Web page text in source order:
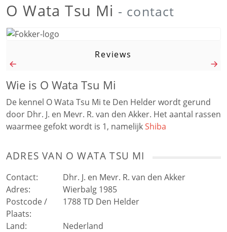
O Wata Tsu Mi - contact
Reviews
Wie is O Wata Tsu Mi
De kennel O Wata Tsu Mi te Den Helder wordt gerund
door Dhr. J. en Mevr. R. van den Akker. Het aantal rassen
waarmee gefokt wordt is 1, namelijkShiba
ADRES VAN O WATA TSU MI
Contact:
Dhr. J. en Mevr. R. van den Akker
Adres:
Wierbalg 1985
Postcode /
Plaats:
1788 TD Den Helder
Land:
Nederland